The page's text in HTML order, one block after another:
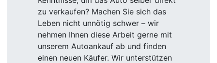
zu verkaufen? Machen Sie sich das
Leben nicht unnötig schwer – wir
nehmen Ihnen diese Arbeit gerne mit
unserem Autoankauf ab und finden
einen neuen Käufer. Wir unterstützen